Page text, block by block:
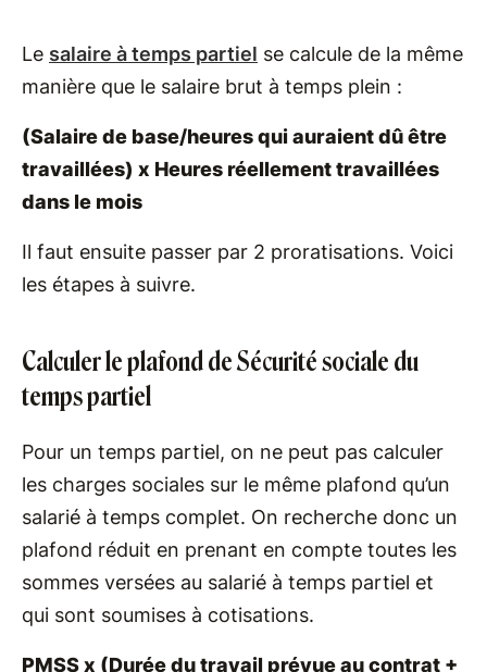
Le salaire à temps partiel se calcule de la même
manière que le salaire brut à temps plein :
(Salaire de base/heures qui auraient dû être
travaillées) x Heures réellement travaillées
dans le mois
Il faut ensuite passer par 2 proratisations. Voici
les étapes à suivre.
Calculer le plafond de Sécurité sociale du
temps partiel
Pour un temps partiel, on ne peut pas calculer
les charges sociales sur le même plafond qu’un
salarié à temps complet. On recherche donc un
plafond réduit en prenant en compte toutes les
sommes versées au salarié à temps partiel et
qui sont soumises à cotisations.
PMSS x (Durée du travail prévue au contrat +